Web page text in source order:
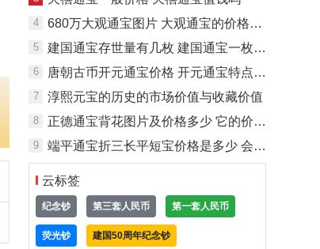
4 680万大观通宝图片 大观通宝的价格是多少
5 建国通宝存世量有几枚 建国通宝一枚多少钱
6 唐朝古币开元通宝价格 开元通宝特点介绍
7 淳熙元宝的历史的市场价值与收藏价值
8 正德通宝背花图片及价格多少 它的价格贵不贵
9 端平通宝折三长平短宝价格是多少 会不会很贵
云标签
纪念钞 第三套人民币 第一套人民币
荧光钞 建国50周年纪念钞